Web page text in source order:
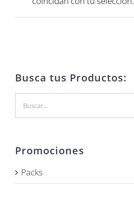
Busca tus Productos:
Promociones
Packs